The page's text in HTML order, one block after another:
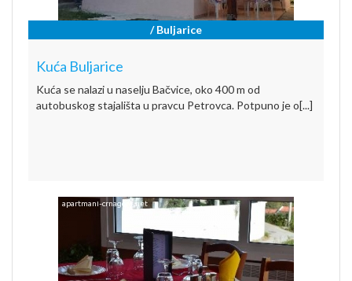
/ Buljarice
Kuća Buljarice
Kuća se nalazi u naselju Bačvice, oko 400 m od
autobuskog stajališta u pravcu Petrovca. Potpuno je o[...]